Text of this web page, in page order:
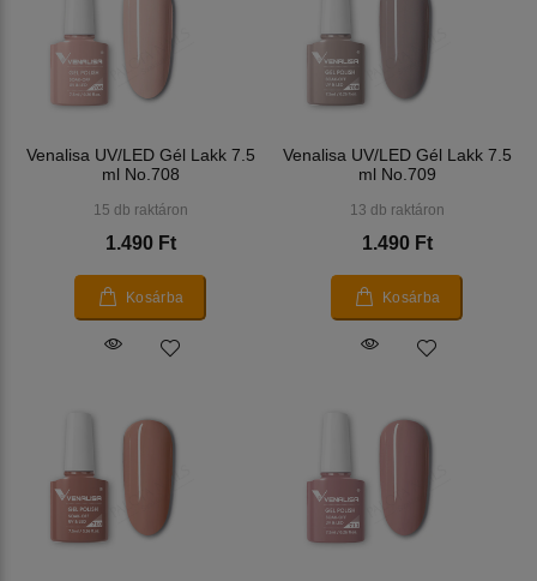
Venalisa UV/LED Gél Lakk 7.5
ml No.708
15 db raktáron
1.490 Ft
Kosárba
Venalisa UV/LED Gél Lakk 7.5
ml No.709
13 db raktáron
1.490 Ft
Kosárba